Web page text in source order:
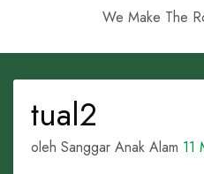
We Make The
tual2
oleh Sanggar Anak Alam 11